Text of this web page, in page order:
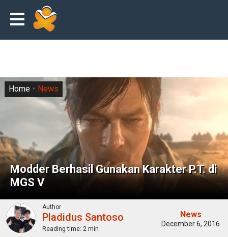
Modder Berhasil Gunakan Karakter P.T. di
MGS V
Home News
Author
Pladidus Santoso
Reading time: 2 min
News
December 6, 2016